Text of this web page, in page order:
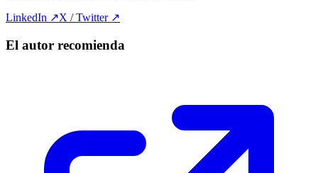
LinkedIn ↗X / Twitter ↗
El autor recomienda